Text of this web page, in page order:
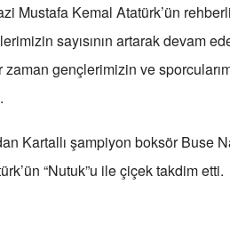
Mustafa Kemal Atatürk’ün
sayısının artarak devam
gençlerimizin ve
Kartallı şampiyon boksör Buse
“Nutuk”u ile çiçek takdim etti.